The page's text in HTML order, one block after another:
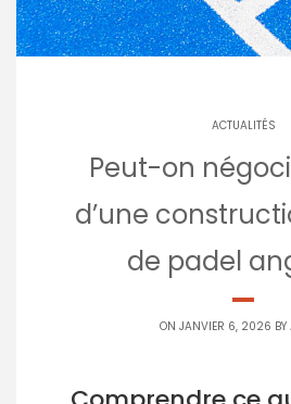
ACTUALITÉS
Peut-on
d’une
de padel
ON JANVIER 6, 2026 BY